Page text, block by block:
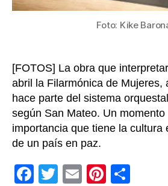
Foto: Kike
[FOTOS] La obra que
abril la Filarmónica de Mujeres,
hace parte del sistema
según San Mateo. Un
importancia que tiene la cultura
de un país en paz.
F
T
E
Pi